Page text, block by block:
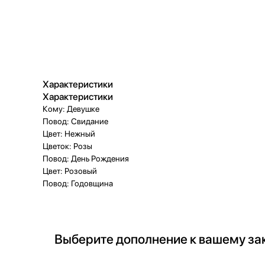
Характеристики
Характеристики
Кому: Девушке
Повод: Свидание
Цвет: Нежный
Цветок: Розы
Повод: День Рождения
Цвет: Розовый
Повод: Годовщина
Выберите дополнение к вашему